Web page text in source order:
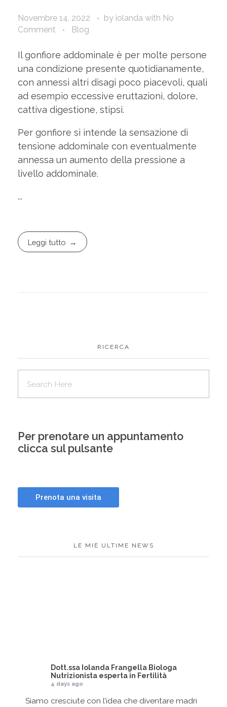
Novembre 14, 2022 by iolanda with No
Comment
Blog
Il gonfiore addominale è per molte persone
una condizione presente quotidianamente,
con annessi altri disagi poco piacevoli, quali
ad esempio eccessive eruttazioni, dolore,
cattiva digestione, stipsi.
Per gonfiore si intende la sensazione di
tensione addominale con eventualmente
annessa un aumento della pressione a
livello addominale.
...
Leggi tutto
RICERCA
Per prenotare un appuntamento
clicca sul pulsante
LE MIE ULTIME NEWS
Dott.ssa Iolanda Frangella Biologa
Nutrizionista esperta in Fertilità
4 days ago
Siamo cresciute con l’idea che diventare madri